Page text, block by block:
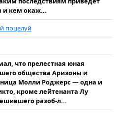
и кем окаж...
поцелуй
что прелестная юная
общества Аризоны и
Молли Роджерс — одна и
кроме лейтенанта Лу
разоб-л...